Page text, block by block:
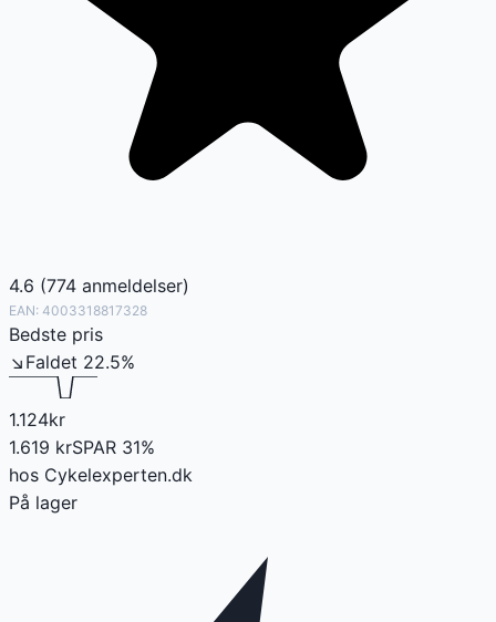
4.6 (774 anmeldelser)
EAN: 4003318817328
Bedste pris
↘ Faldet 22.5%
1.124kr
1.619 krSPAR 31%
hos Cykelexperten.dk
På lager